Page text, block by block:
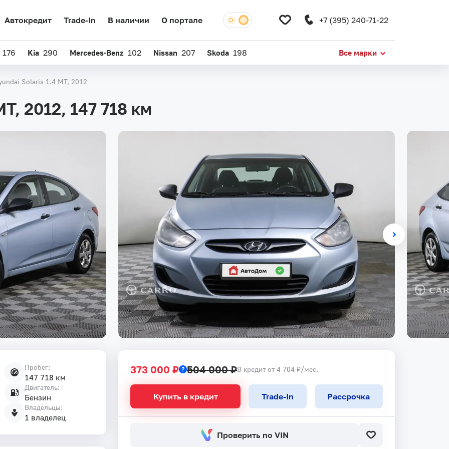
Автокредит Trade-In В наличии О портале +7 (395) 240-71-22
176 Kia 290 Mercedes-Benz 102 Nissan 207 Skoda 198 Все марки
Solaris 1.4 MT, 2012
2012, 147 718 км
373 000 ₽ 504 000 ₽В кредит от 4 704 ₽/мес.
Купить в кредит Trade-In Рассрочка
Проверить по VIN
Пробег:
147 718 км
Двигатель:
Бензин
Владельцы:
1 владелец